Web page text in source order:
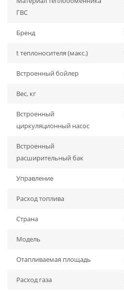
ГВС
Бренд
t теплоносителя (макс.)
Встроенный бойлер
Вес, кг
Встроенный
циркуляционный насос
Встроенный
расширительный бак
Управление
Расход топлива
Страна
Модель
Отапливаемая площадь
Расход газа